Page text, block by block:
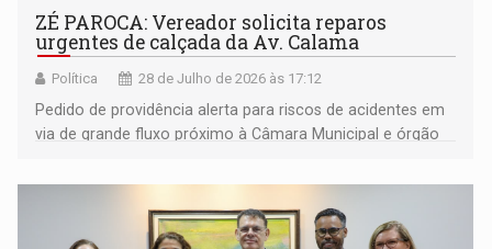
ZÉ PAROCA: Vereador solicita reparos
urgentes de calçada da Av. Calama
Política 28 de Julho de 2026 às 17:12
Pedido de providência alerta para riscos de acidentes em
via de grande fluxo próximo à Câmara Municipal e órgão